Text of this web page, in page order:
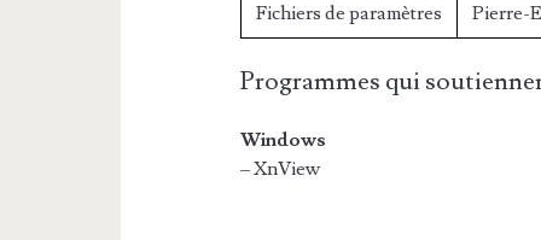
Fichiers de paramètres Pierre-
Programmes qui
Windows
– XnView